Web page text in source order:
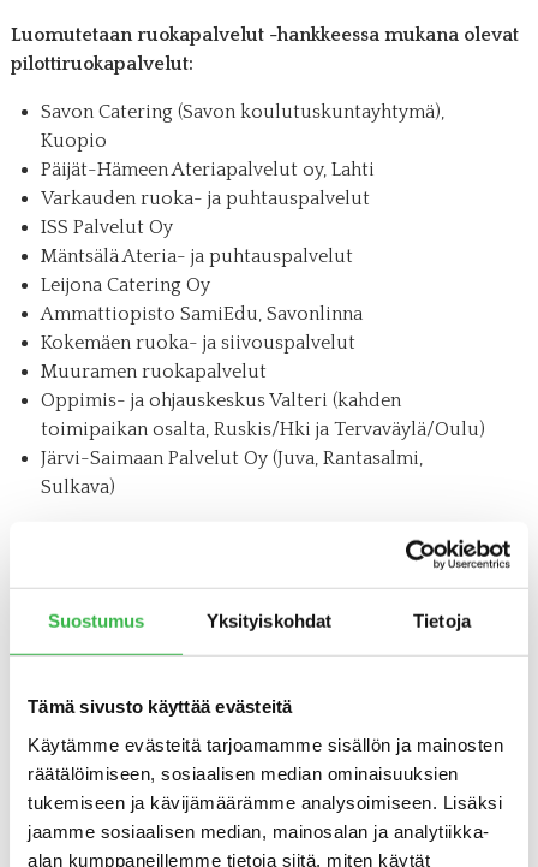
Suostumus Yksityiskohdat Tietoja
Tämä sivusto käyttää evästeitä
Käytämme evästeitä tarjoamamme sisällön ja mainosten
räätälöimiseen, sosiaalisen median ominaisuuksien
tukemiseen ja kävijämäärämme analysoimiseen. Lisäksi
jaamme sosiaalisen median, mainosalan ja analytiikka-
alan kumppaneillemme tietoja siitä, miten käytät
Luomutetaan ruokapalvelut -hankkeessa mukana olevat
pilottiruokapalvelut:
Savon Catering (Savon koulutuskuntayhtymä),
Kuopio
Päijät-Hämeen Ateriapalvelut oy, Lahti
Varkauden ruoka- ja puhtauspalvelut
ISS Palvelut Oy
Mäntsälä Ateria- ja puhtauspalvelut
Leijona Catering Oy
Ammattiopisto SamiEdu, Savonlinna
Kokemäen ruoka- ja siivouspalvelut
Muuramen ruokapalvelut
Oppimis- ja ohjauskeskus Valteri (kahden
toimipaikan osalta, Ruskis/Hki ja Tervaväylä/Oulu)
Järvi-Saimaan Palvelut Oy (Juva, Rantasalmi,
Sulkava)
Anu Arolaakso, Savon koulutuskuntayhtymä/EkoCentria,
puh. 044 785 4048, anu.arolaakso@sakky.fi